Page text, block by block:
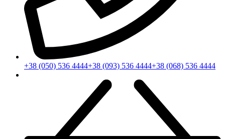
+38 (050) 536 4444+38 (093) 536 4444+38 (068) 536 4444